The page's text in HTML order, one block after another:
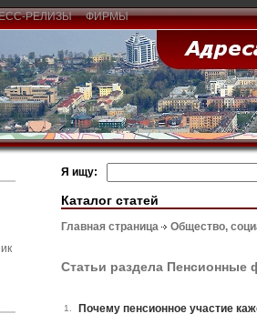
РЕЛИЗЫ ФИРМЫ
Я ищу:
Каталог статей
Главная страница Общество,
Статьи раздела Пенсионные
1. Почему пенсионное участие